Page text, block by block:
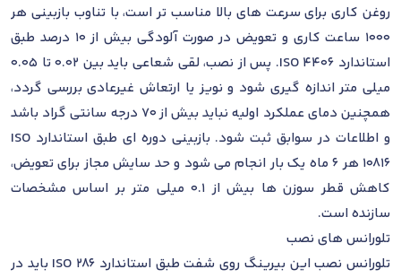
روغن کاری برای سرعت های بالا مناسب تر است، با تناوب بازبینی هر
1000 ساعت کاری و تعویض در صورت آلودگی بیش از 10 درصد طبق
استاندارد ISO 4406. پس از نصب، لقی شعاعی باید بین 0.02 تا 0.05
میلی متر اندازه گیری شود و نویز یا ارتعاش غیرعادی بررسی گردد،
همچنین دمای عملکرد اولیه نباید بیش از 70 درجه سانتی گراد باشد
و اطلاعات در سوابق ثبت شود. بازبینی دوره ای طبق استاندارد ISO
10816 هر 6 ماه یک بار انجام می شود و حد سایش مجاز برای تعویض،
کاهش قطر سوزن ها بیش از 0.1 میلی متر بر اساس مشخصات
سازنده است.
تلورانس های نصب
تلورانس نصب این بیرینگ روی شفت طبق استاندارد ISO 286 باید در